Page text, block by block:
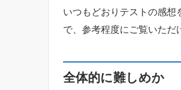
いつもどおりテストの感
で、参考程度にご覧いただ
全体的に難しめか